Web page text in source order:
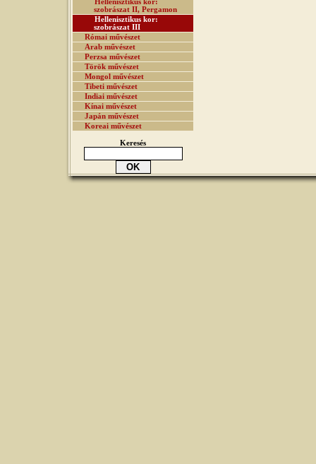
Hellenisztikus kor:
szobrászat II, Pergamon
Hellenisztikus kor:
szobrászat III
Római művészet
Arab művészet
Perzsa művészet
Török művészet
Mongol művészet
Tibeti művészet
Indiai művészet
Kínai művészet
Japán művészet
Koreai művészet
Keresés